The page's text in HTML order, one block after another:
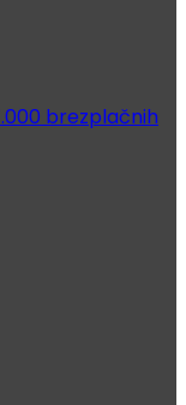
brezplačnih